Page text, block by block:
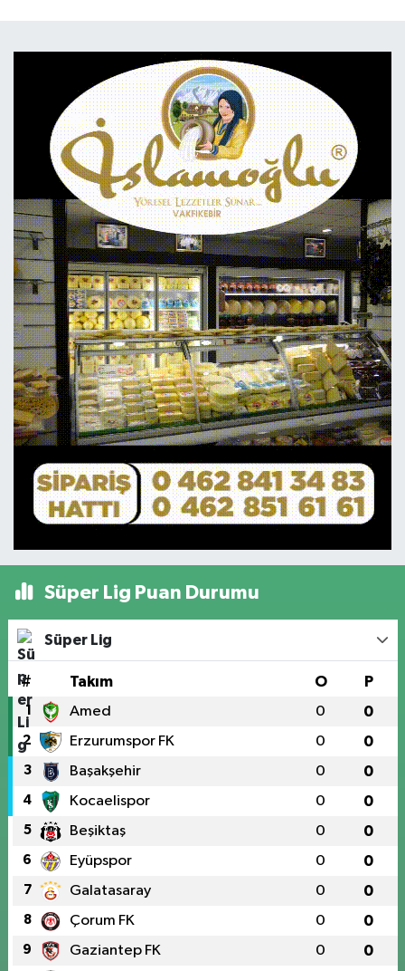
Süper Lig Puan Durumu
Süper Lig
# Takım O P
1 Amed 0 0
2 Erzurumspor FK 0 0
3 Başakşehir 0 0
4 Kocaelispor 0 0
5 Beşiktaş 0 0
6 Eyüpspor 0 0
7 Galatasaray 0 0
8 Çorum FK 0 0
9 Gaziantep FK 0 0